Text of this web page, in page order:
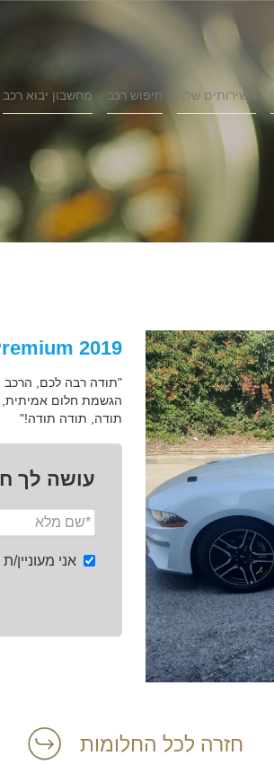
השירותים שלנו חיפוש רכב מחשבון יבוא רכב
2019 Ford Mustang EcoBoost Premium
"תודה רבה לכם, הרכב
הגשמת חלום אמיתית,
תודה, תודה תודה!"
עושה לך
אני
חזרה לכל החלומות